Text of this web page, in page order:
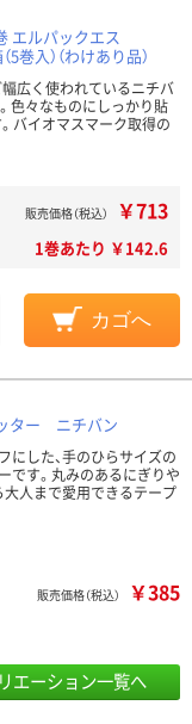
エルパックエス
入）（わけあり品）
幅広く使われているニチバ
色々なものにしっかり貼
バイオマスマーク取得の
販売価格（税込） ￥713
1巻あたり ￥142.6
カゴへ
ター ニチバン
にした、手のひらサイズの
です。丸みのあるにぎりや
大人まで愛用できるテープ
販売価格（税込） ￥385
エーション一覧へ